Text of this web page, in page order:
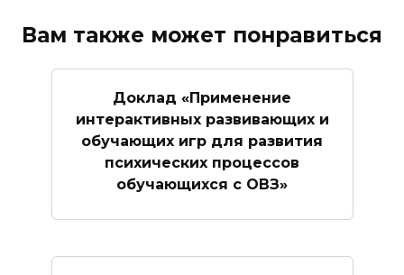
Вам также может понравиться
Доклад «Применение
интерактивных развивающих и
обучающих игр для развития
психических процессов
обучающихся с ОВЗ»